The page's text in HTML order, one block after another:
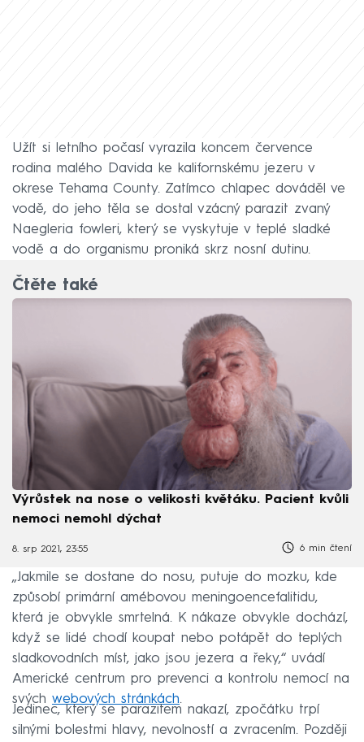
Užít si letního počasí vyrazila koncem července
rodina malého Davida ke kalifornskému jezeru v
okrese Tehama County. Zatímco chlapec dováděl ve
vodě, do jeho těla se dostal vzácný parazit zvaný
Naegleria fowleri, který se vyskytuje v teplé sladké
vodě a do organismu proniká skrz nosní dutinu.
Čtěte také
Výrůstek na nose o velikosti květáku. Pacient kvůli
nemoci nemohl dýchat
8. srp 2021, 23:55 6 min čtení
„Jakmile se dostane do nosu, putuje do mozku, kde
způsobí primární amébovou meningoencefalitidu,
která je obvykle smrtelná. K nákaze obvykle dochází,
když se lidé chodí koupat nebo potápět do teplých
sladkovodních míst, jako jsou jezera a řeky,“ uvádí
Americké centrum pro prevenci a kontrolu nemocí na
svých webových stránkách.
Jedinec, který se parazitem nakazí, zpočátku trpí
silnými bolestmi hlavy, nevolností a zvracením. Později